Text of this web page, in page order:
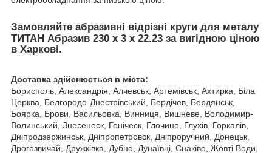
Замовляйте абразивні відрізні круги для металу
ТИТАН Абразив 230 х 3 х 22.23 за вигідною ціною
в Харкові.
Доставка здійснюється в міста:
Борисполь, Александрія, Алчевськ, Артемівськ, Ахтирка, Біла
Церква, Белгородо-Днестрівський, Бердічев, Бердянськ,
Боярка, Брови, Васильовка, Винниця, Вишневе, Володимир-
Волинський, Знесенеск, Геніческ, Глочино, Глухів, Горкалів,
Дніпродзержинськ, Дніпропетровск, Дніпроручний, Донецьк,
Дрогозвичай, Дружківка, Дубно, Дунаївці, Єнаківо, Жовті Води,